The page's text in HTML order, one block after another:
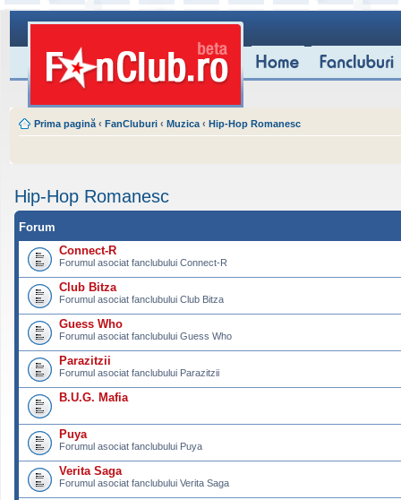
Prima pagină ‹ FanCluburi ‹ Muzica ‹ Hip-Hop Romanesc
Hip-Hop Romanesc
Forum
Connect-R
Forumul asociat fanclubului Connect-R
Club Bitza
Forumul asociat fanclubului Club Bitza
Guess Who
Forumul asociat fanclubului Guess Who
Parazitzii
Forumul asociat fanclubului Parazitzii
B.U.G. Mafia
Puya
Forumul asociat fanclubului Puya
Verita Saga
Forumul asociat fanclubului Verita Saga